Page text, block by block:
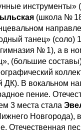
инструменты»
(школа №
танец» (соло)
№ 1), а в
(большие
ДК). В вокальном
пение.
3 места стала
Новгорода),
Отечественная